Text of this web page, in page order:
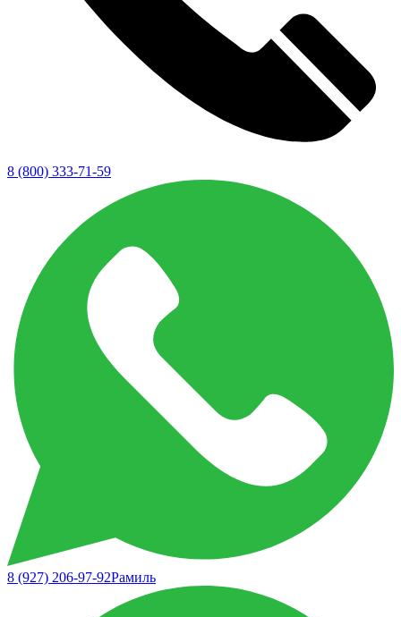
8 (800) 333-71-59
8 (927) 206-97-92Рамиль